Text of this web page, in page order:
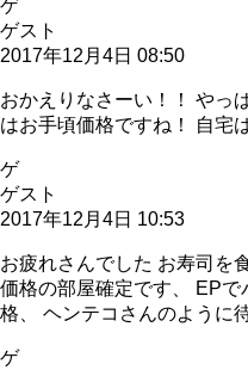
ゲ
ゲスト
2017年12月4日 08:50
おかえりなさーい！！ やっ
はお手頃価格ですね！ 自宅
ゲ
ゲスト
2017年12月4日 10:53
お疲れさんでした お寿司を
価格の部屋確定です、 EP
格、 ヘンテコさんのように
ゲ